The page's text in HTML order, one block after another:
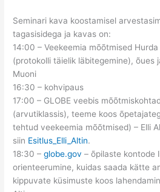
Seminari kava koostamisel
tagasisidega ja kavas on:
14:00 – Veekeemia mõõtmised
(protokolli täielik läbitegemine), õues
Muoni
16:30 – kohvipaus
17:00 – GLOBE veebis
(arvutiklassis), teeme koos
tehtud veekeemia mõõtmised) – Elli
siin Esitlus_Elli_Altin.
18:30 –globe.gov – õpilaste kontode
orienteerumine, kuidas saada kätte
kippuvate küsimuste koos